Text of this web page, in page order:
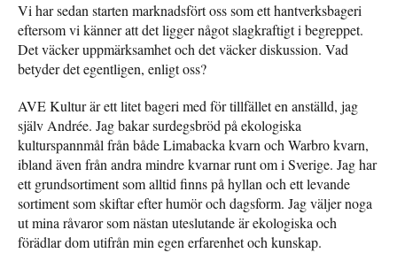
Vi har sedan starten marknadsfört oss som ett hantverksbageri
eftersom vi känner att det ligger något slagkraftigt i begreppet.
Det väcker uppmärksamhet och det väcker diskussion. Vad
betyder det egentligen, enligt oss?
AVE Kultur är ett litet bageri med för tillfället en anställd, jag
själv Andrée. Jag bakar surdegsbröd på ekologiska
kulturspannmål från både Limabacka kvarn och Warbro kvarn,
ibland även från andra mindre kvarnar runt om i Sverige. Jag har
ett grundsortiment som alltid finns på hyllan och ett levande
sortiment som skiftar efter humör och dagsform. Jag väljer noga
ut mina råvaror som nästan uteslutande är ekologiska och
förädlar dom utifrån min egen erfarenhet och kunskap.